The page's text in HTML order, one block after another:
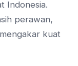
Indonesia.
perawan,
kuat